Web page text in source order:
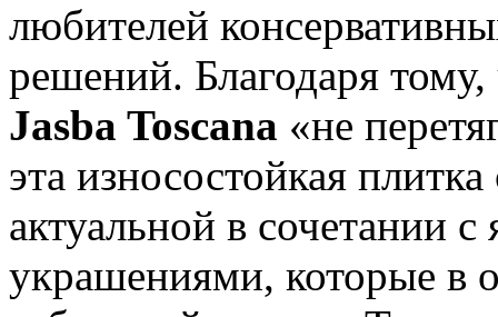
любителей
решений. Благодаря
Jasba Toscana «не
эта износостойкая
актуальной в сочетании
украшениями, которые в